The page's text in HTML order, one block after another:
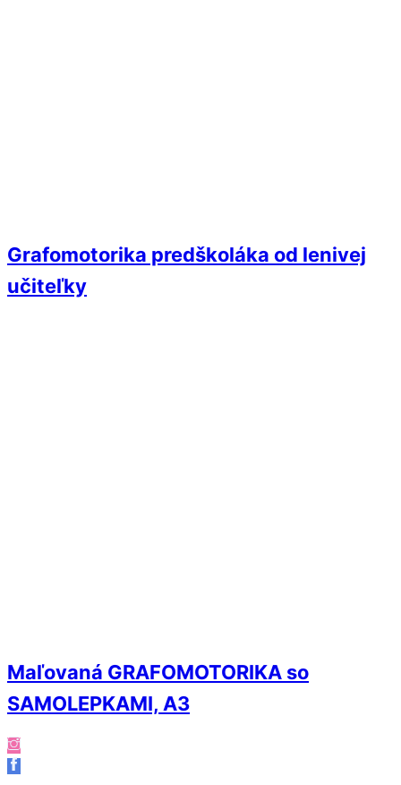
Grafomotorika predškoláka od lenivej
učiteľky
Maľovaná GRAFOMOTORIKA so
SAMOLEPKAMI, A3